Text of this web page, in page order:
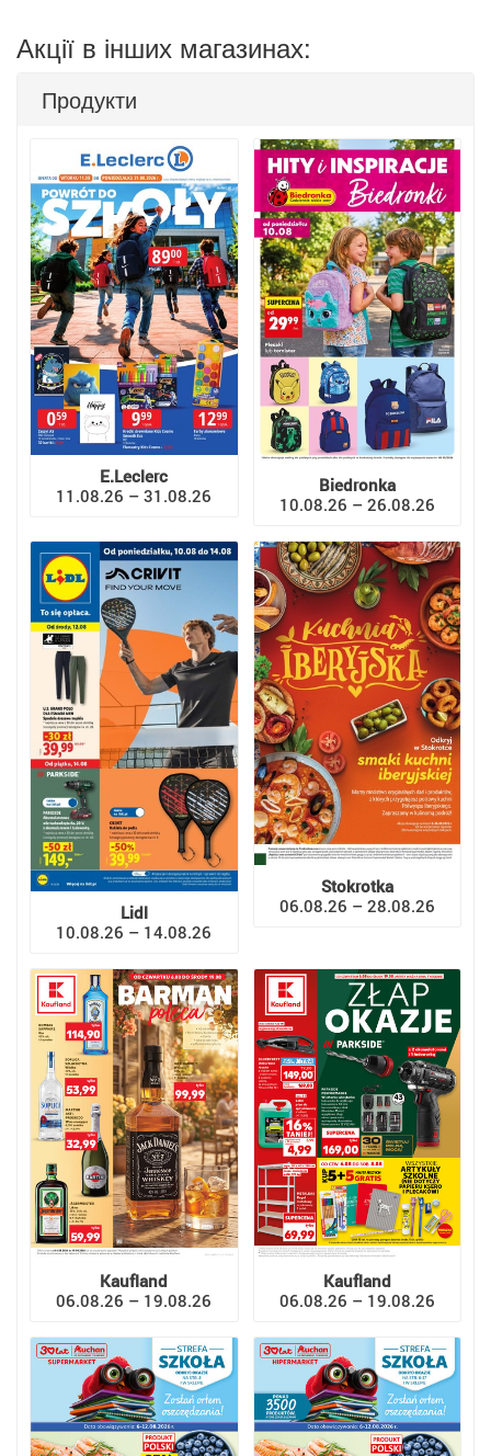
Акції в інших магазинах:
Продукти
E.Leclerc
11.08.26 – 31.08.26
Biedronka
10.08.26 – 26.08.26
Lidl
10.08.26 – 14.08.26
Stokrotka
06.08.26 – 28.08.26
Kaufland
06.08.26 – 19.08.26
Kaufland
06.08.26 – 19.08.26